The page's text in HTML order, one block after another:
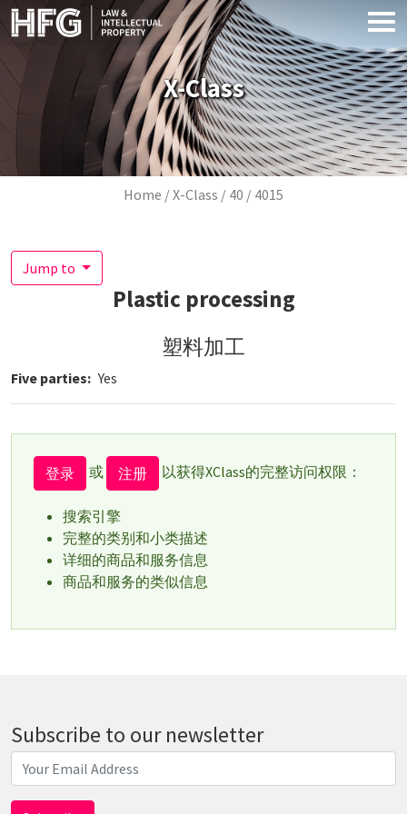
Skip to main content
X-Class
Breadcrumb
Home X-Class 40 4015
Jump to
Plastic processing
塑料加工
Five parties Yes
登录 或 注册 以获得XClass的完整访问权限：
搜索引擎
完整的类别和小类描述
详细的商品和服务信息
商品和服务的类似信息
Subscribe to our newsletter